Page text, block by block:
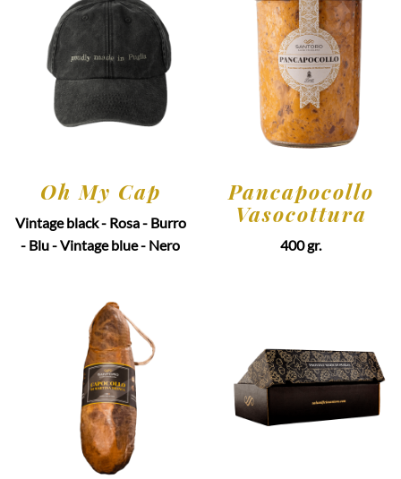
Oh My Cap
Vintage black - Rosa - Burro
- Blu - Vintage blue - Nero
Pancapocollo
Vasocottura
400 gr.